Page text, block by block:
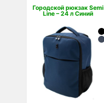
Городской рюкзак Semi
Line – 24 л Синий